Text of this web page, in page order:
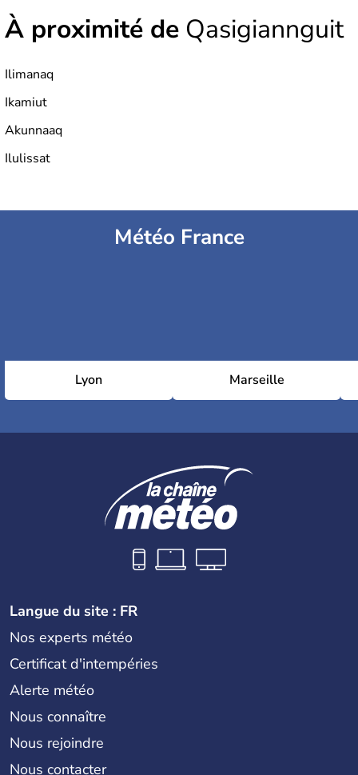
À proximité de Qasigiannguit
Ilimanaq
Ikamiut
Akunnaaq
Ilulissat
Météo France
Lyon Marseille
Langue du site : FR
Nos experts météo
Certificat d'intempéries
Alerte météo
Nous connaître
Nous rejoindre
Nous contacter